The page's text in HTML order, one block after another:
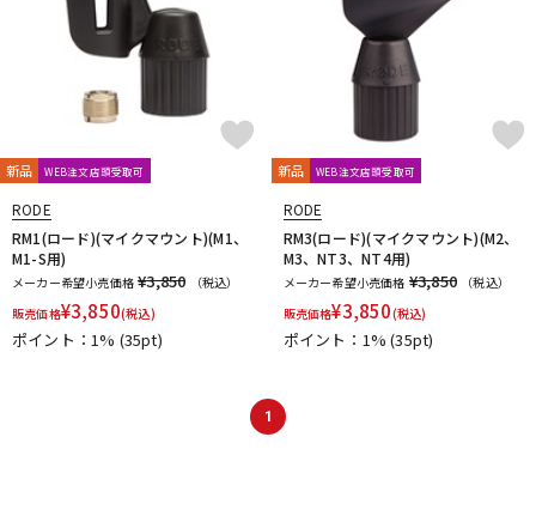
新品 WEB注文店頭受取可
RODE
RM1(ロード)(マイクマウント)(M1、
M1-S用)
メーカー希望小売価格 ¥3,850
（税込）
販売価格¥3,850(税込)
ポイント：1% (35pt)
新品 WEB注文店頭受取可
RODE
RM3(ロード)(マイクマウント)(M2、
M3、NT3、NT4用)
メーカー希望小売価格 ¥3,850
（税込）
販売価格¥3,850(税込)
ポイント：1%(35pt)
1